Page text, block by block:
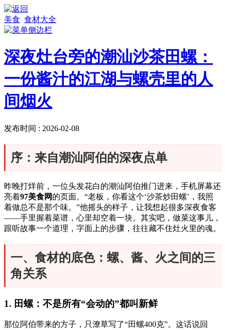
美食 食材大全
深夜灶台旁的潮汕沙茶田螺：
一份酱汁的江湖与螺壳里的人
间烟火
发布时间 : 2026-02-08
序：来自潮汕阿伯的深夜点单
昨晚打烊前，一位头发花白的潮汕阿伯推门进来，手机屏幕还
亮着97美食网的页面。“老板，你看这个‘沙茶炒田螺’，我照
着做总不是那个味。”他摇头的样子，让我想起很多深夜食客
——手里握着菜谱，心里却空着一块。其实吧，做菜这事儿，
跟听故事一个道理，字面上的步骤，往往藏不住灶火里的魂。
一、食材的底色：螺、酱、火之间的三
角关系
1. 田螺：不是所有“会动的”都叫新鲜
那位阿伯带来的方子，只潦草写了“田螺400克”。这话说回